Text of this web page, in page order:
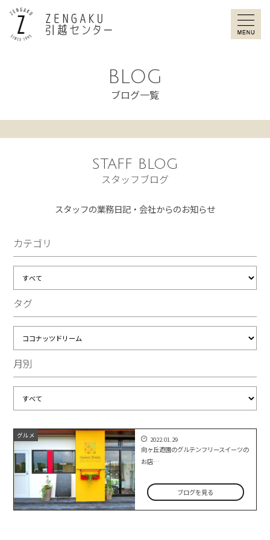
ZENGAKU引
BLOG
ブログ一覧
STAFF BLOG
スタッフブログ
スタッフの業務日記・会社からのお知らせ
カテゴリ
タグ
月別
グルメ 2022.01.29
向ヶ丘遊園のグルテンフリースイーツの
お店…
ブログを見る